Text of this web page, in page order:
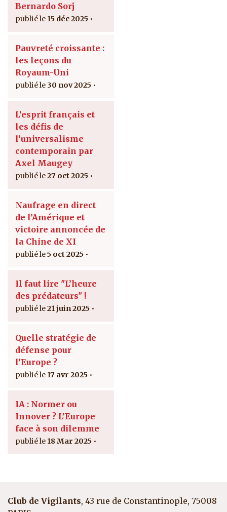
Bernardo Sorj
15 déc 2025
Pauvreté croissante :
les leçons du
Royaum-Uni
30 nov 2025
L’esprit français et
les défis de
l’universalisme
contemporain par
Axel Maugey
27 oct 2025
Naufrage en direct
de l’Amérique et
victoire annoncée de
la Chine de XI
5 oct 2025
Il faut lire "L’heure
des prédateurs" !
21 juin 2025
Quelle stratégie de
défense pour
l’Europe ?
17 avr 2025
IA : Normer ou
Innover ? L’Europe
face à son dilemme
18 Mar 2025
Club de Vigilants, 43 rue de Constantinople, 75008